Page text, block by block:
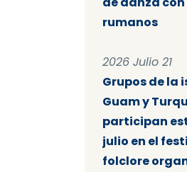
rumanos
2026 Julio 21
Grupos de la
Guam y
participan
julio en el
folclore